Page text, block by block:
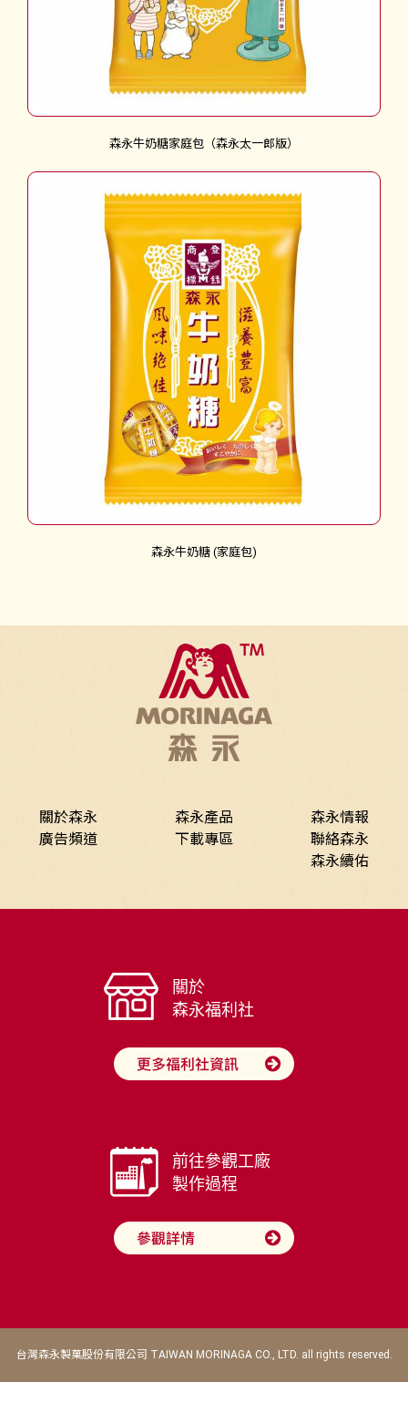
森永牛奶糖家庭包（森永太一郎版）
森永牛奶糖 (家庭包)
關於森永 森永產品
森永情報
廣告頻道
下載專區
聯絡森永
森永續佑
關於
森永福利社
前往參觀工廠
製作過程
台灣森永製菓股份有限公司 TAIWAN MORINAGA CO., LTD. all rights reserved.